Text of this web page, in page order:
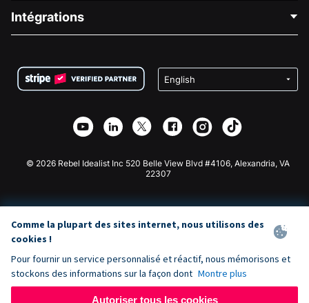
Carrières
Confidentialité
Partenariat d'affiliation
Bibliothèque
Collecte de fonds médicale
Collecte de fonds caritative
Intégrations
Plugin de don Wix
Application de don Webflow
Don Joomla
© 2026 Rebel Idealist Inc 520 Belle View Blvd #4106, Alexandria, VA
22307
Comme la plupart des sites internet, nous utilisons des
cookies !
Pour fournir un service personnalisé et réactif, nous mémorisons et
stockons des informations sur la façon dont Montre plus
Autoriser tous les cookies